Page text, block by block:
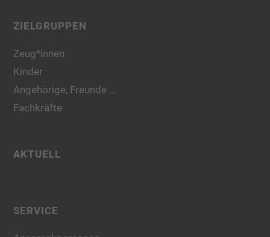
ZIELGRUPPEN
Zeug*innen
Kinder
Angehörige, Freunde …
Fachkräfte
AKTUELL
SERVICE